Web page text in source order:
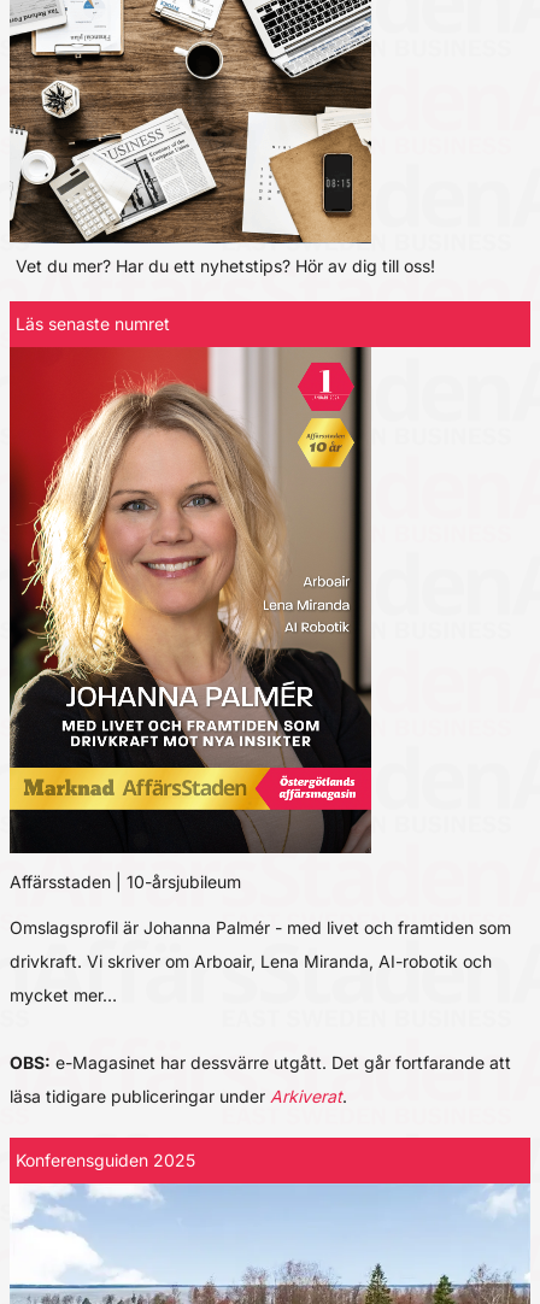
Vet du mer? Har du ett nyhetstips? Hör av dig till oss!
Läs senaste numret
Affärsstaden | 10-årsjubileum
Omslagsprofil är Johanna Palmér - med livet och framtiden som
drivkraft. Vi skriver om Arboair, Lena Miranda, AI-robotik och
mycket mer…
OBS: e-Magasinet har dessvärre utgått. Det går fortfarande att
läsa tidigare publiceringar under Arkiverat.
Konferensguiden 2025